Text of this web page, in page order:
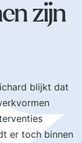
zijn
blijkt dat
er toch binnen